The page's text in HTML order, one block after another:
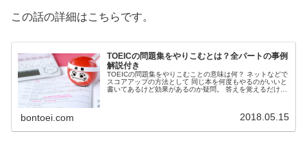
この話の詳細はこちらです。
TOEICの問題集をやりこむとは？全パートの事例
解説付き
TOEICの問題集をやりこむことの意味は何？ ネットなどで
スコアアップの方法として 同じ本を何度もやるのがいいと
書いてあるけど効果があるのか疑問。 答えを覚えるだけだ
bontoei.com 2018.05.15